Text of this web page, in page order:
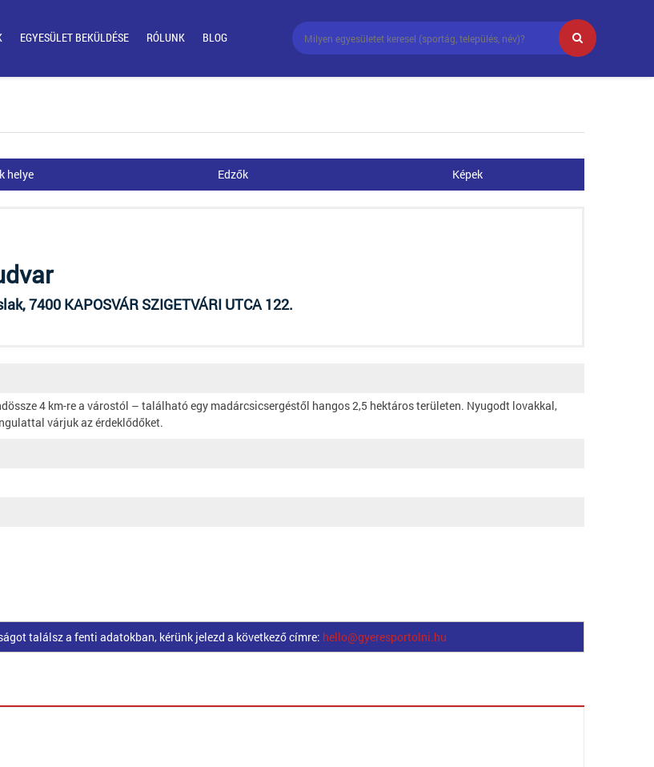
EGYESÜLET BEKÜLDÉSE RÓLUNK BLOG
helye Edzők Képek
7400 KAPOSVÁR SZIGETVÁRI UTCA 122.
4 km-re a várostól – található egy madárcsicsergéstől hangos 2,5 hektáros területen. Nyugodt lovakkal,
várjuk az érdeklődőket.
találsz a fenti adatokban, kérünk jelezd a következő címre: hello@gyeresportolni.hu